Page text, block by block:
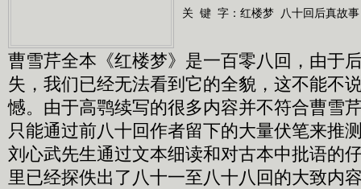
关 键 字： 红楼梦 八十回后真故事
曹雪芹全本《红楼梦》是一百零八回，由于
失，我们已经无法看到它的全貌，这不能不
憾。由于高鹗续写的很多内容并不符合曹雪
只能通过前八十回作者留下的大量伏笔来推
刘心武先生通过文本细读和对古本中批语的
里已经探佚出了八十一至八十八回的大致内